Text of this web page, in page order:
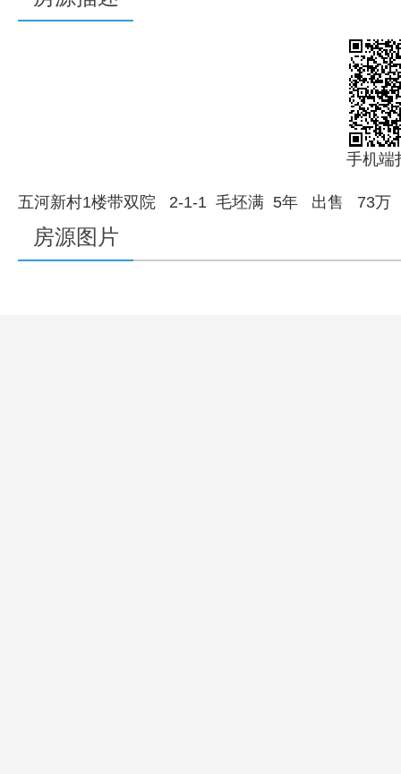
手机端
五河新村1楼带双院 2-1-1 毛坯满 5年 出售 73万
房源图片